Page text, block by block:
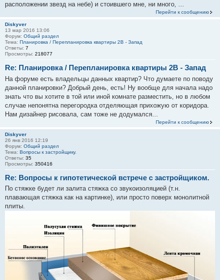
расположении звезд на небе) и стоившего мне, ни много, ...
Перейти к сообщению
Diskyver
13 мар 2016 13:06
Форум: Общий раздел
Тема: Планировка / Перепланировка квартиры 2В - Запад
Ответы: 7
Просмотры: 218077
Re: Планировка / Перепланировка квартиры 2В - Запад
На форуме есть владельцы данных квартир? Что думаете по поводу
данной планировки? Добрый день, есть! Ну вообще для начала надо
знать что вы хотите в той или иной комнате разместить, но в любом
случае непонятна перегородка отделяющая прихожую от коридора.
Нам дизайнер рисовала, сам тоже не додумался...
Перейти к сообщению
Diskyver
26 янв 2016 12:19
Форум: Общий раздел
Тема: Вопросы к застройщику.
Ответы: 35
Просмотры: 350416
Re: Вопросы к гипотетической встрече с застройщиком.
По стяжке будет ли залита стяжка со звукоизоляцией (т.н.
плавающая стяжка как на картинке), или просто поверх монолитной
плиты.